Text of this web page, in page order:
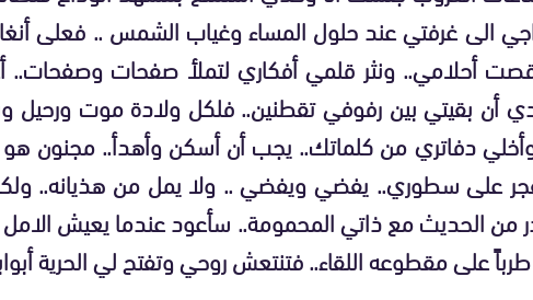
الى غرفتي عند حلول المساء وغياب الشمس .. فعلى
أحلامي.. ونثر قلمي أفكاري لتملأ صفحات وصفحات..
أن بقيتي بين رفوفي تقطنين.. فلكل ولادة موت
دفاتري من كلماتك.. يجب أن أسكن وأهدأ.. مجنون هو
على سطوري.. يفضي ويفضي .. ولا يمل من هذيانه..
من الحديث مع ذاتي المحمومة.. سأعود عندما يعيش
على مقطوعه اللقاء.. فتنتعش روحي وتفتح لي الحرية